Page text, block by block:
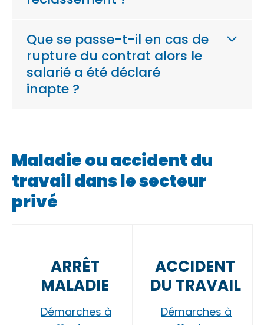
Que se passe-t-il en cas de
rupture du contrat alors le
salarié a été déclaré
inapte ?
Maladie ou accident du
travail dans le secteur
privé
ARRÊT
MALADIE
Démarches à
ACCIDENT
DU TRAVAIL
Démarches à